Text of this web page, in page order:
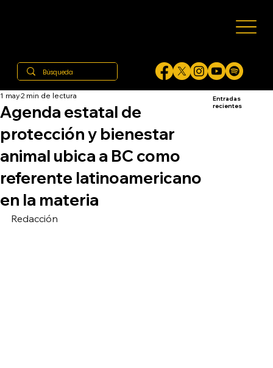
Agenda estatal de
protección y bienestar
animal ubica a BC como
referente latinoamericano
en la materia
1 may2 min de lectura
Redacción
Entradas
recientes